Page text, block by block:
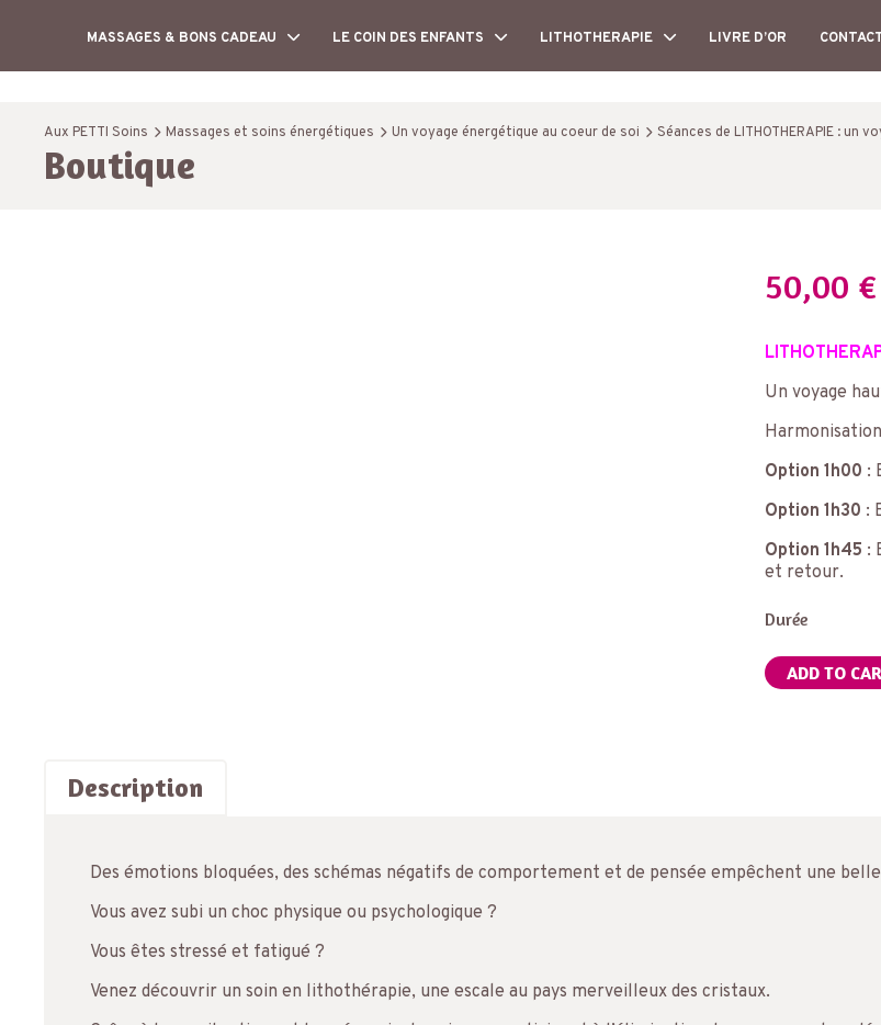
MASSAGES & BONS CADEAU LE COIN DES ENFANTS LITHOTHERAPIE LIVRE D’OR
Aux PETTI Soins Massages et soins énergétiques Un voyage énergétique au coeur de soi Séances de LITHOTHERAPIE : un
Boutique
50,00 €
Un voyage
Option 1h00 :
Option 1h30 :
Option 1h45 :
et retour.
Durée
ADD TO
Description
Des émotions bloquées, des schémas négatifs de comportement et de pensée empêchent une
Vous avez subi un choc physique ou psychologique ?
Vous êtes stressé et fatigué ?
Venez découvrir un soin en lithothérapie, une escale au pays merveilleux des cristaux.